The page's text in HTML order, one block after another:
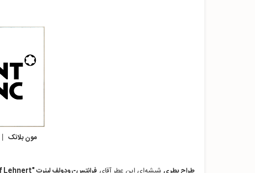
مون بلانک | Mont Blanc اینتر پارفمز | Inter Parfums